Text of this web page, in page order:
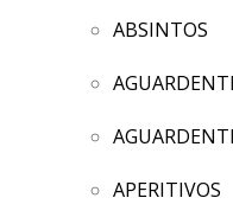
ABSINTOS
APERITIVOS